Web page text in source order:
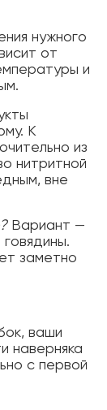
нужного
от
и
К
из
нитритной
вне
Вариант —
заметно
ваши
наверняка
с первой